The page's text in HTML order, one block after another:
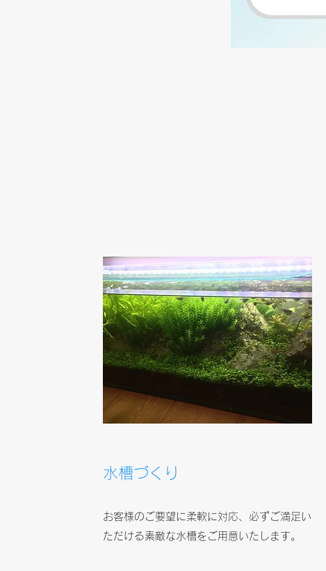
​​水槽づくり
お客様のご要望に柔軟に対応、必ずご満足い
ただける素敵な水槽をご用意いたします。